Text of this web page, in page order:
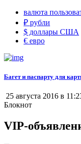
валюта
₽ рубли
$ доллары США
€ евро
Багет и паспарту для
25 августа 2016 в
Блокнот
VIP-